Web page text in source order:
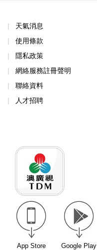
天氣消息
使用條款
隱私政策
網絡服務註冊聲明
聯絡資料
人才招聘
App Store Google Play